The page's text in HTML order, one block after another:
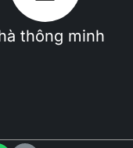
thông minh